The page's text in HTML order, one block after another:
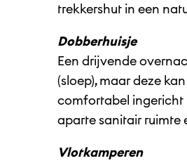
trekkershut in een
Dobberhuisje
Een drijvende
(sloep), maar deze
comfortabel ingericht
aparte sanitair ruimte
Vlotkamperen